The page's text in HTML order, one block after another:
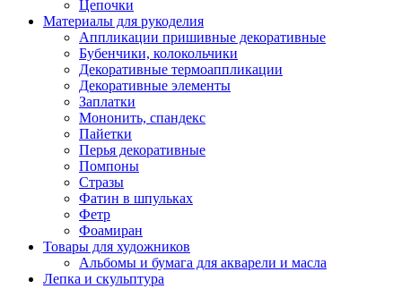
Цепочки
Материалы для рукоделия
Аппликации пришивные декоративные
Бубенчики, колокольчики
Декоративные термоаппликации
Декоративные элементы
Заплатки
Мононить, спандекс
Пайетки
Перья декоративные
Помпоны
Стразы
Фатин в шпульках
Фетр
Фоамиран
Товары для художников
Альбомы и бумага для акварели и масла
Лепка и скульптура